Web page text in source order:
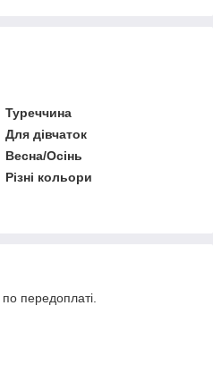
Туреччина
Для дівчаток
Весна/Осінь
Різні кольори
передоплаті.